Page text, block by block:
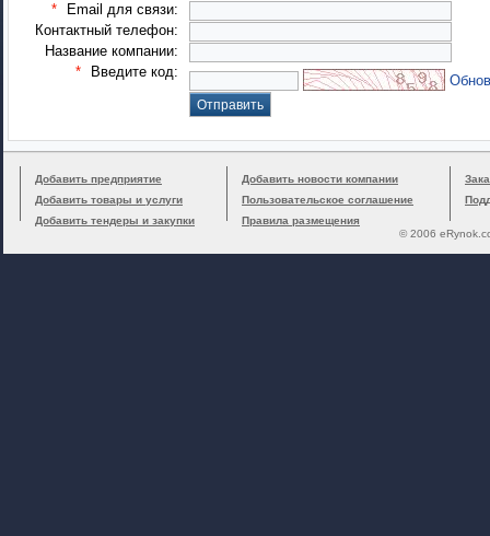
*
Email для связи:
Контактный телефон:
Название компании:
*
Введите код:
Добавить предприятие
Добавить товары и услуги
Добавить тендеры и закупки
Добавить новости компании
Пользовательское соглашение
Правила размещения
© 2006